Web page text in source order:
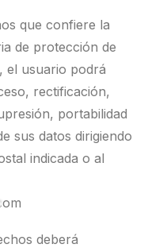
que confiere la
de protección de
el usuario podrá
rectificación,
portabilidad
sus datos dirigiendo
indicada o al
deberá